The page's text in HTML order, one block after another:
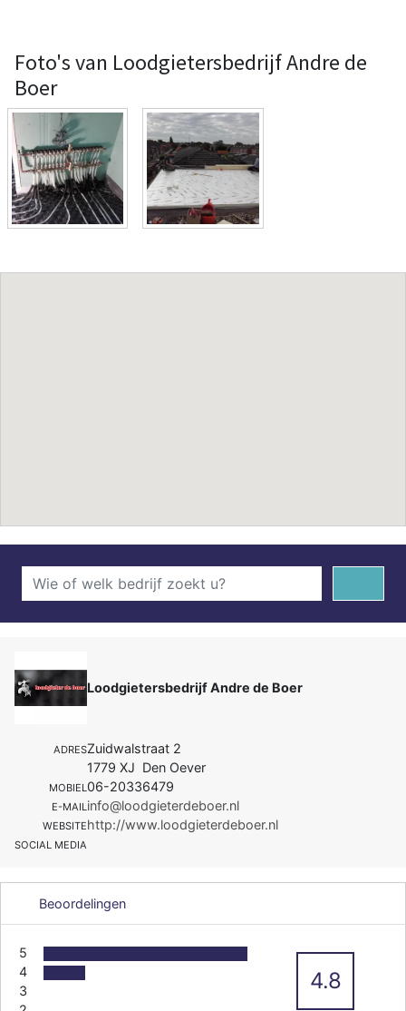
Foto's van Loodgietersbedrijf Andre de
Boer
Loodgietersbedrijf Andre de Boer
ADRESZuidwalstraat 2
1779 XJ Den Oever
MOBIEL06-20336479
E-MAILinfo@loodgieterdeboer.nl
WEBSITEhttp://www.loodgieterdeboer.nl
SOCIAL MEDIA
Beoordelingen
5
4
3
4.8